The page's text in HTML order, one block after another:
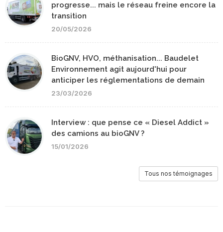
progresse... mais le réseau freine encore la
transition
20/05/2026
BioGNV, HVO, méthanisation... Baudelet
Environnement agit aujourd'hui pour
anticiper les réglementations de demain
23/03/2026
Interview : que pense ce « Diesel Addict »
des camions au bioGNV ?
15/01/2026
Tous nos témoignages